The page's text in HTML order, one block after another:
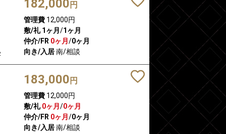
182,000 円
管理費12,000円
敷/礼 1ヶ月 /1ヶ月
仲介/FR 0ヶ月 /0ヶ月
向き/入居南/相談
183,000 円
管理費12,000円
敷/礼 0ヶ月 /0ヶ月
仲介/FR 0ヶ月 /0ヶ月
向き/入居南/相談